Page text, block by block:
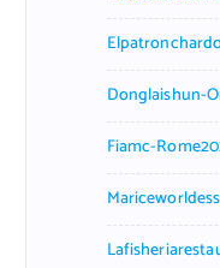
Donglaishun-
Fiamc-